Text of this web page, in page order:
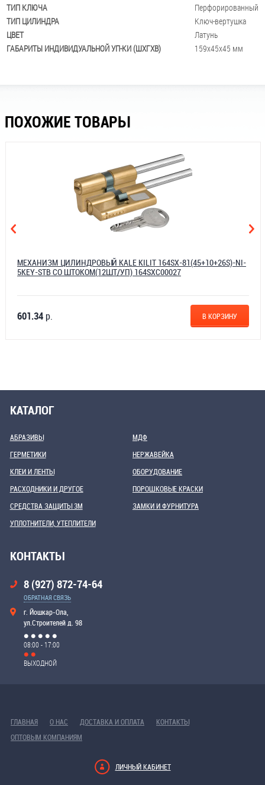
ТИП КЛЮЧА
Перфорированный
ТИП ЦИЛИНДРА
Ключ-вертушка
ЦВЕТ
Латунь
ГАБАРИТЫ ИНДИВИДУАЛЬНОЙ УП-КИ (ШХГХВ)
159x45x45 мм
ПОХОЖИЕ ТОВАРЫ
МЕХАНИЗМ ЦИЛИНДРОВЫЙ KALE KILIT 164SX-81(45+10+26S)-NI-
5KEY-STB СО ШТОКОМ(12ШТ/УП) 164SXC00027
601.34р. В КОРЗИНУ
КАТАЛОГ
АБРАЗИВЫ
ГЕРМЕТИКИ
КЛЕИ И ЛЕНТЫ
МДФ
НЕРЖАВЕЙКА
ОБОРУДОВАНИЕ
РАСХОДНИКИ И ДРУГОЕ
СРЕДСТВА ЗАЩИТЫ 3М
УПЛОТНИТЕЛИ, УТЕПЛИТЕЛИ
ПОРОШКОВЫЕ КРАСКИ
ЗАМКИ И ФУРНИТУРА
КОНТАКТЫ
8 (927) 872-74-64
ОБРАТНАЯ СВЯЗЬ
г. Йошкар-Ола,
ул.Строителей д. 98
08:00 - 17:00
ВЫХОДНОЙ
ГЛАВНАЯ О НАС ДОСТАВКА И ОПЛАТА
КОНТАКТЫ
ОПТОВЫМ КОМПАНИЯМ
ЛИЧНЫЙ КАБИНЕТ